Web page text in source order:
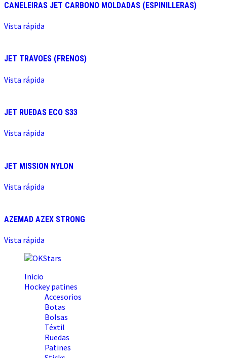
CANELEIRAS JET CARBONO MOLDADAS (ESPINILLERAS)
Vista rápida
JET TRAVOES (FRENOS)
Vista rápida
JET RUEDAS ECO S33
Vista rápida
JET MISSION NYLON
Vista rápida
AZEMAD AZEX STRONG
Vista rápida
Inicio
Hockey patines
Accesorios
Botas
Bolsas
Téxtil
Ruedas
Patines